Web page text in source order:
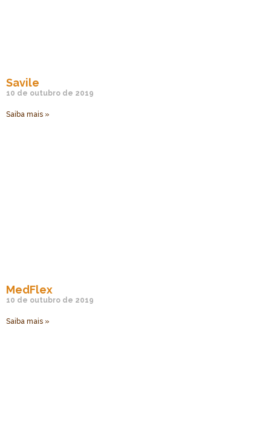
Savile
10 de outubro de 2019
Saiba mais »
MedFlex
10 de outubro de 2019
Saiba mais »